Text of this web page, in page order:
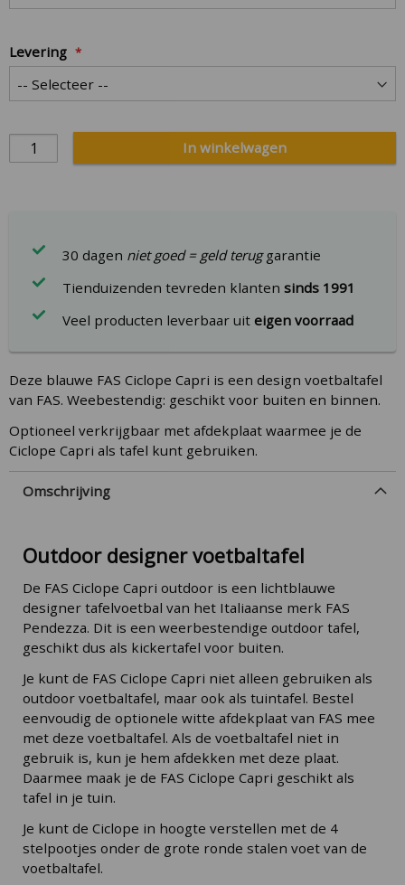
Levering
In winkelwagen
30 dagen niet goed = geld teruggarantie
Tienduizenden tevreden klantensinds 1991
Veel producten leverbaar uiteigen voorraad
Deze blauwe FAS Ciclope Capri is een design voetbaltafel
van FAS. Weebestendig: geschikt voor buiten en binnen.
Optioneel verkrijgbaar met afdekplaat waarmee je de
Ciclope Capri als tafel kunt gebruiken.
Omschrijving
Outdoor designer voetbaltafel
De FAS Ciclope Capri outdoor is een lichtblauwe
designer tafelvoetbal van het Italiaanse merk FAS
Pendezza. Dit is een weerbestendige outdoor tafel,
geschikt dus als kickertafel voor buiten.
Je kunt de FAS Ciclope Capri niet alleen gebruiken als
outdoor voetbaltafel, maar ook als tuintafel. Bestel
eenvoudig de optionele witte afdekplaat van FAS mee
met deze voetbaltafel. Als de voetbaltafel niet in
gebruik is, kun je hem afdekken met deze plaat.
Daarmee maak je de FAS Ciclope Capri geschikt als
tafel in je tuin.
Je kunt de Ciclope in hoogte verstellen met de 4
stelpootjes onder de grote ronde stalen voet van de
voetbaltafel.